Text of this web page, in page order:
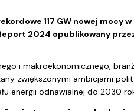
117 GW nowej mocy
2024 opublikowany
i makroekonomicznego,
zwiększonymi ambicjami
energii odnawialnej do 2030